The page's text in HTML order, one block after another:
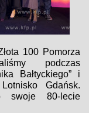
100 Pomorza
podczas
Bałtyckiego” i
Gdańsk.
swoje 80-lecie